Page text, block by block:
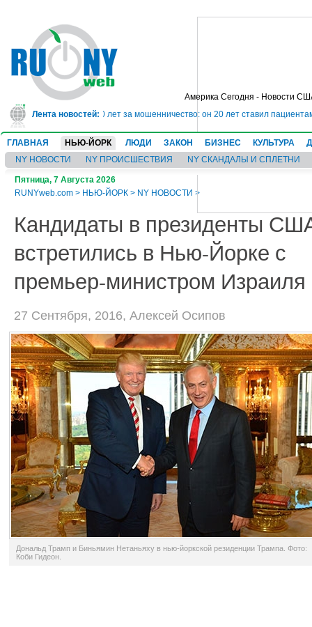
Америка Сегодня - Новости
Лента новостей:
сядет в тюрьму на 10 лет за мошенничество: он 20 лет ставил пациентам
ГЛАВНАЯ НЬЮ-ЙОРК ЛЮДИ ЗАКОН БИЗНЕС КУЛЬТУРА
NY НОВОСТИ
NY ПРОИСШЕСТВИЯ NY СКАНДАЛЫ И СПЛЕТНИ
Пятница, 7 Августа 2026
RUNYweb.com > НЬЮ-ЙОРК > NY НОВОСТИ >
Кандидаты в президенты
встретились в Нью-Йорке с
премьер-министром Израиля
27 Сентября, 2016, Алексей Осипов
Дональд Трамп и Биньямин Нетаньяху в нью-йоркской резиденции Трампа. Фото:
Коби Гидеон.